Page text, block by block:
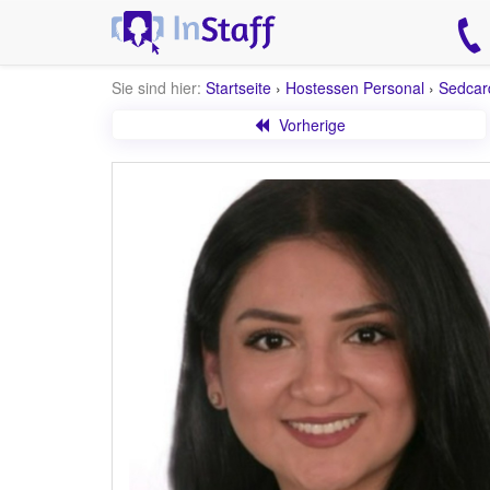
Sie sind hier: Startseite › Hostessen Personal ›
Vorherige